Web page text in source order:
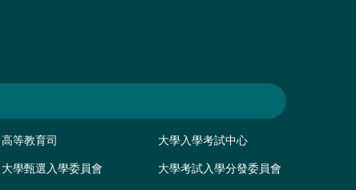
高等教育司 大學入學考試中心
大學甄選入學委員會 大學考試入學分發委員會